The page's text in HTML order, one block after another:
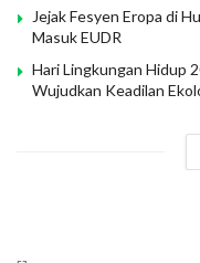
Jejak Fesyen Eropa di
Masuk EUDR
Hari Lingkungan Hidup
Wujudkan Keadilan